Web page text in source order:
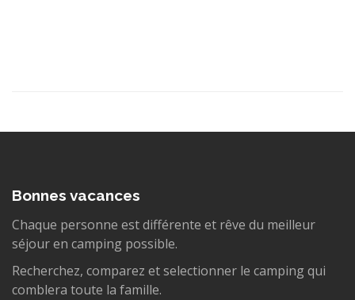
Bonnes vacances
Chaque personne est différente et rêve du meilleur
séjour en camping possible.
Recherchez, comparez et selectionner le camping qui
comblera toute la famille.